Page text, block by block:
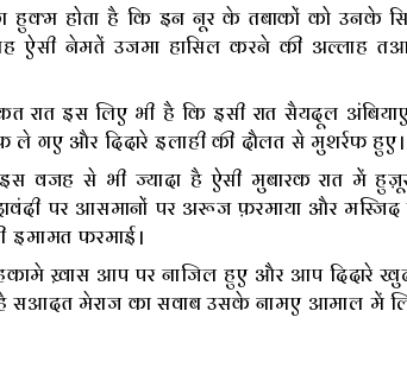
हुक्म होता है कि इन नूर के तबाकों को उनके
ऐसी नेमतें उजमा हासिल करने की अल्लाह
रात इस लिए भी है कि इसी रात सैयदूल
ले गए और दिदारे इलाही की दौलत से मुशर्रफ हुए।
वजह से भी ज्यादा है ऐसी मुबारक रात में
पर आसमानों पर अरूज फ़रमाया और
इमामत फरमाई।
ख़ास आप पर नाजिल हुए और आप दिदारे
है सआदत मेराज का सवाब उसके नामए आमाल में